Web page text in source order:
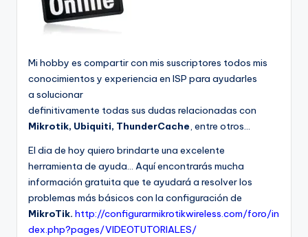
Mi hobby es compartir con mis suscriptores todos mis
conocimientos y experiencia en ISP para ayudarles
a solucionar
definitivamente todas sus dudas relacionadas con
Mikrotik, Ubiquiti, ThunderCache, entre otros…
El dia de hoy quiero brindarte una excelente
herramienta de ayuda… Aquí encontrarás mucha
información gratuita que te ayudará a resolver los
problemas más básicos con la configuración de
MikroTik. http://configurarmikrotikwireless.com/foro/in
dex.php?pages/VIDEOTUTORIALES/